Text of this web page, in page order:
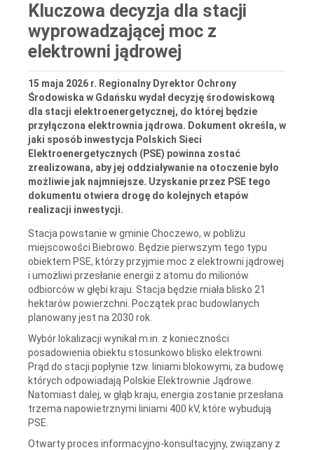
Kluczowa decyzja dla stacji
wyprowadzającej moc z
elektrowni jądrowej
15 maja 2026 r. Regionalny Dyrektor Ochrony
Środowiska w Gdańsku wydał decyzję środowiskową
dla stacji elektroenergetycznej, do której będzie
przyłączona elektrownia jądrowa. Dokument określa, w
jaki sposób inwestycja Polskich Sieci
Elektroenergetycznych (PSE) powinna zostać
zrealizowana, aby jej oddziaływanie na otoczenie było
możliwie jak najmniejsze. Uzyskanie przez PSE tego
dokumentu otwiera drogę do kolejnych etapów
realizacji inwestycji.
Stacja powstanie w gminie Choczewo, w pobliżu
miejscowości Biebrowo. Będzie pierwszym tego typu
obiektem PSE, którzy przyjmie moc z elektrowni jądrowej
i umożliwi przesłanie energii z atomu do milionów
odbiorców w głębi kraju. Stacja będzie miała blisko 21
hektarów powierzchni. Początek prac budowlanych
planowany jest na 2030 rok.
Wybór lokalizacji wynikał m.in. z konieczności
posadowienia obiektu stosunkowo blisko elektrowni.
Prąd do stacji popłynie tzw. liniami blokowymi, za budowę
których odpowiadają Polskie Elektrownie Jądrowe.
Natomiast dalej, w głąb kraju, energia zostanie przesłana
trzema napowietrznymi liniami 400 kV, które wybudują
PSE.
Otwarty proces informacyjno-konsultacyjny, związany z